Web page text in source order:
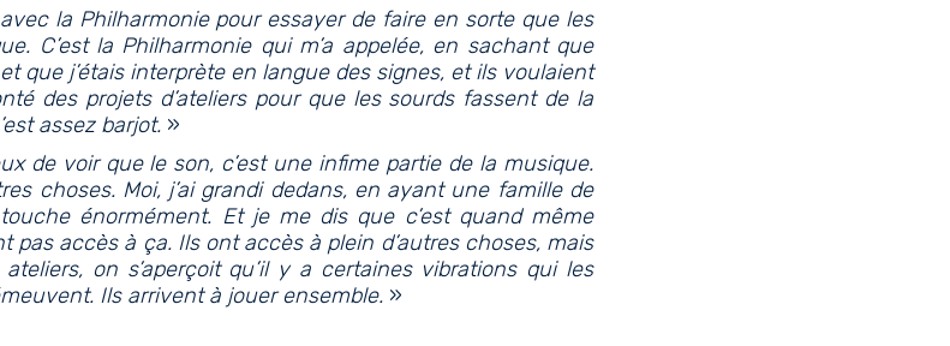
la Philharmonie pour essayer de faire en sorte que les
C’est la Philharmonie qui m’a appelée, en sachant que
que j’étais interprète en langue des signes, et ils voulaient
des projets d’ateliers pour que les sourds fassent de la
assez barjot. »
de voir que le son, c’est une infime partie de la musique.
choses. Moi, j’ai grandi dedans, en ayant une famille de
énormément. Et je me dis que c’est quand même
pas accès à ça. Ils ont accès à plein d’autres choses, mais
on s’aperçoit qu’il y a certaines vibrations qui les
Ils arrivent à jouer ensemble. »